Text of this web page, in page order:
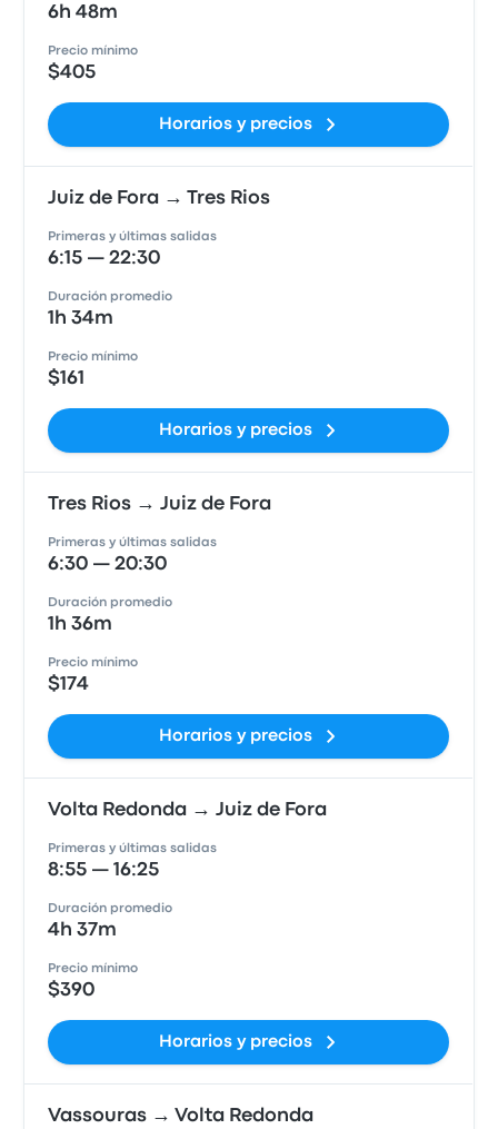
6h 48m
Precio mínimo
$405
Horarios y precios
Juiz de Fora → Tres Rios
Primeras y últimas salidas
6:15 — 22:30
Duración promedio
1h 34m
Precio mínimo
$161
Horarios y precios
Tres Rios → Juiz de Fora
Primeras y últimas salidas
6:30 — 20:30
Duración promedio
1h 36m
Precio mínimo
$174
Horarios y precios
Volta Redonda → Juiz de Fora
Primeras y últimas salidas
8:55 — 16:25
Duración promedio
4h 37m
Precio mínimo
$390
Horarios y precios
Vassouras → Volta Redonda